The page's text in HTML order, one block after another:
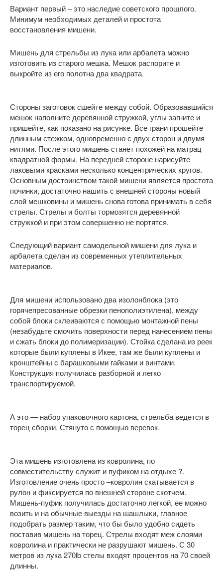
Вариант первый – это наследие советского прошлого.
Минимум необходимых деталей и простота
восстановления мишени.
Мишень для стрельбы из лука или арбалета можно
изготовить из старого мешка. Мешок распорите и
выкройте из его полотна два квадрата.
Стороны заготовок сшейте между собой. Образовавшийся
мешок наполните деревянной стружкой, углы загните и
пришейте, как показано на рисунке. Все грани прошейте
длинным стежком, одновременно с двух сторон и двумя
нитями. После этого мишень станет похожей на матрац
квадратной формы. На передней стороне нарисуйте
лаковыми красками несколько концентрических кругов.
Основным достоинством такой мишени является простота
починки, достаточно нашить с внешней стороны новый
слой мешковины и мишень снова готова принимать в себя
стрелы. Стрелы и болты тормозятся деревянной
стружкой и при этом совершенно не портятся.
Следующий вариант самодельной мишени для лука и
арбалета сделан из современных утеплительных
материалов.
Для мишени использовано два изолонблока (это
горячепресованные обрезки пенополиэтилена), между
собой блоки склеиваются с помощью монтажной пены
(незабудьте смочить поверхности перед нанесением пены
и сжать блоки до полимеризации). Стойка сделана из реек
которые были куплены в Икее, там же были куплены и
кронштейны с барашковыми гайками и винтами.
Конструкция получилась разборной и легко
транспортируемой.
А это — набор упаковочного картона, стрельба ведется в
торец сборки. Стянуто с помощью веревок.
Эта мишень изготовлена из ковролина, по
совместительству служит и пуфиком на отдыхе ?.
Изготовление очень просто –ковролин скатывается в
рулон и фиксируется по внешней стороне скотчем.
Мишень-пуфик получилась достаточно легкой, ее можно
возить и на обычные выезды на шашлыки, главное
подобрать размер таким, что бы было удобно сидеть
поставив мишень на торец. Стрелы входят меж слоями
ковролина и практически не разрушают мишень. С 30
метров из лука 270lb стелы входят процентов на 70 своей
длинны.